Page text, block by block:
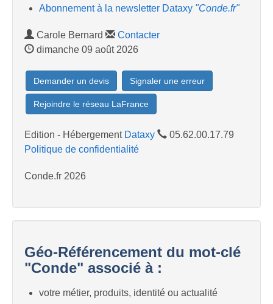
Abonnement à la newsletter Dataxy "Conde.fr"
Carole Bernard
Contacter
dimanche 09 août 2026
Demander un devis Signaler une erreur
Rejoindre le réseau LaFrance
Edition - Hébergement Dataxy
05.62.00.17.79
Politique de confidentialité
Conde.fr 2026
Géo-Référencement du mot-clé
"Conde" associé à :
votre métier, produits, identité ou actualité